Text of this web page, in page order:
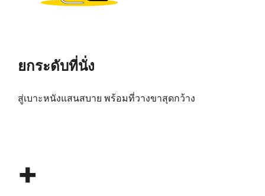
ยกระดับที่นั่ง
สู่เบาะหนังแสนสบาย พร้อมที่วางขาสุดกว้าง
+